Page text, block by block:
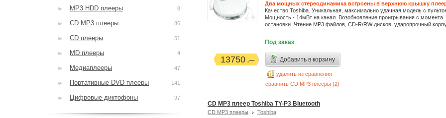
Два мощных стереодинамика встроены в верхнюю крышку
Качество Toshiba. Уникальная, максимально удачная модель с
Мощность - 14мВт на канал. Возобновление проигрывания с момента
остановки. Чтение MP3 файлов, CD-R/RW дисков, ударопрочный
Под заказ
13750 Добавить в корзину
удалить из сравнения
сравнить CD MP3 плееры (2)
CD MP3 плеер Toshiba TY-P3 Bluetooth
CD MP3 плееры Toshiba
MP3 HDD плееры 8
CD MP3 плееры 86
CD плееры 51
MD плееры 4
Медиаплееры 47
Портативные DVD плееры 141
Цифровые диктофоны 97